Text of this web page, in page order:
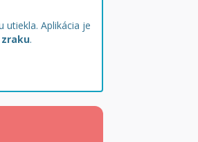
utiekla. Aplikácia je
.